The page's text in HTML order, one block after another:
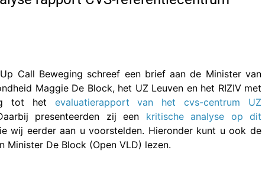
Call Beweging schreef een brief aan de Minister van
Maggie De Block, het UZ Leuven en het RIZIV met
tot het evaluatierapport van het cvs-centrum UZ
presenteerden zij een kritische analyse op dit
wij eerder aan u voorstelden. Hieronder kunt u ook de
Minister De Block (Open VLD) lezen.